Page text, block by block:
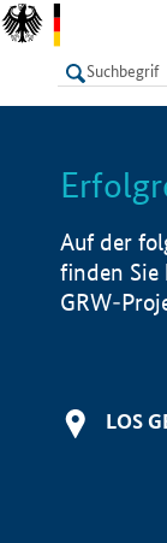
LISTE
Auf der
finden Sie
GRW-
LOS